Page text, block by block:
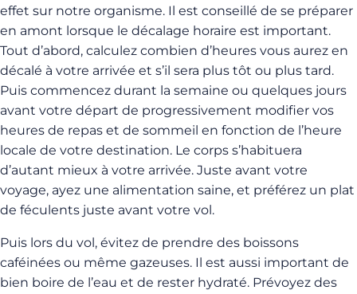
effet sur notre organisme. Il est conseillé de se préparer
en amont lorsque le décalage horaire est important.
Tout d’abord, calculez combien d’heures vous aurez en
décalé à votre arrivée et s’il sera plus tôt ou plus tard.
Puis commencez durant la semaine ou quelques jours
avant votre départ de progressivement modifier vos
heures de repas et de sommeil en fonction de l’heure
locale de votre destination. Le corps s’habituera
d’autant mieux à votre arrivée. Juste avant votre
voyage, ayez une alimentation saine, et préférez un plat
de féculents juste avant votre vol.
Puis lors du vol, évitez de prendre des boissons
caféinées ou même gazeuses. Il est aussi important de
bien boire de l’eau et de rester hydraté. Prévoyez des